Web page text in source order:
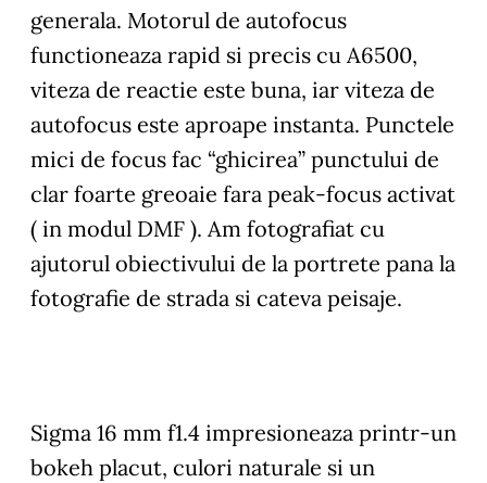
generala. Motorul de autofocus
functioneaza rapid si precis cu A6500,
viteza de reactie este buna, iar viteza de
autofocus este aproape instanta. Punctele
mici de focus fac “ghicirea” punctului de
clar foarte greoaie fara peak-focus activat
( in modul DMF ). Am fotografiat cu
ajutorul obiectivului de la portrete pana la
fotografie de strada si cateva peisaje.
Sigma 16 mm f1.4 impresioneaza printr-un
bokeh placut, culori naturale si un